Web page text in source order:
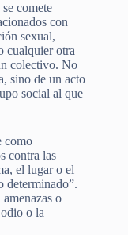
comete
con
sexual,
cualquier otra
colectivo. No
sino de un acto
social al que
como
contra las
el lugar o el
determinado”.
o
o la